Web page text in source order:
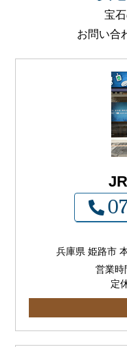
宝
お問い合
兵庫県 姫路市
営業時
定